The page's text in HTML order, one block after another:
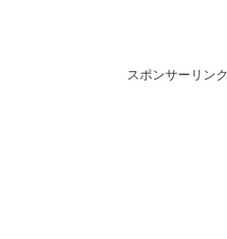
スポンサーリンク